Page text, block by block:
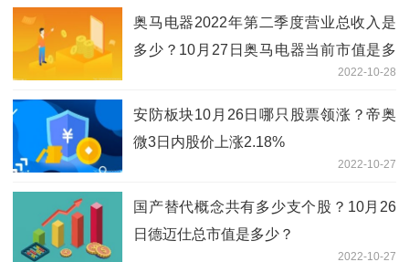
奥马电器2022年第二季度营业总收入是
多少？10月27日奥马电器当前市值是多
2022-10-28
安防板块10月26日哪只股票领涨？帝奥
微3日内股价上涨2.18%
2022-10-27
国产替代概念共有多少支个股？10月26
日德迈仕总市值是多少？
2022-10-27